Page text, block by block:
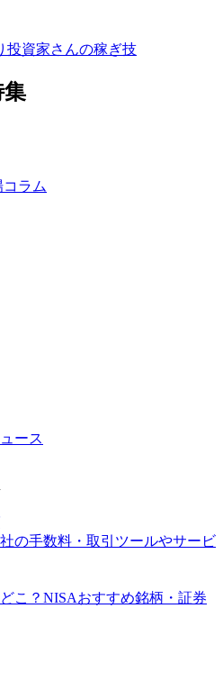
投資家さんの稼ぎ技
ラム
ース
の手数料・取引ツールやサービ
こ？NISAおすすめ銘柄・証券